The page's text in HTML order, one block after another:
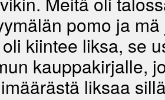
pomo ja
kiintee liksa, se
kauppakirjalle,
liksaa